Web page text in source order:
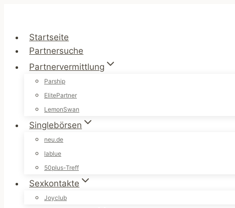
springenStartseite
Partnersuche
Partnervermittlung
Parship
ElitePartner
LemonSwan
Singlebörsen
neu.de
lablue
50plus-Treff
Sexkontakte
Joyclub